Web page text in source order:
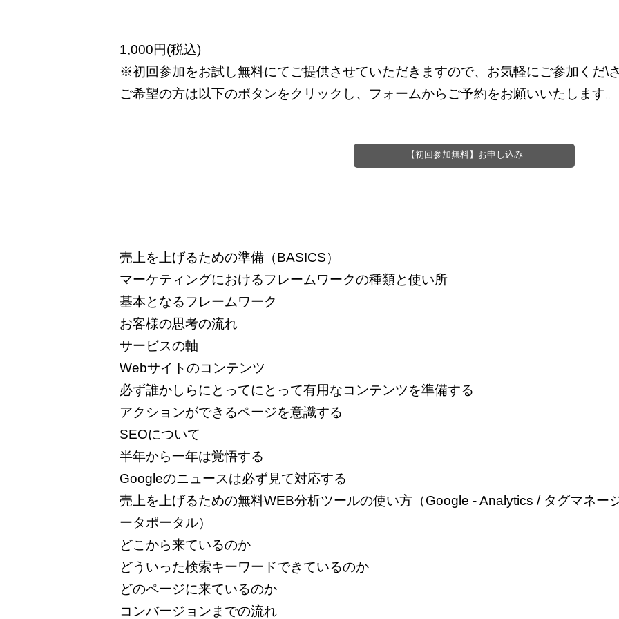
1,000円(税込)
※初回参加をお試し無料にてご提供させていただきますので、お気軽にご参加くだ\さ
ご希望の方は以下のボタンをクリックし、フォームからご予約をお願いいたします。
【初回参加無料】お申し込み
売上を上げるための準備（BASICS）
マーケティングにおけるフレームワークの種類と使い所
基本となるフレームワーク
お客様の思考の流れ
サービスの軸
Webサイトのコンテンツ
必ず誰かしらにとってにとって有用なコンテンツを準備する
アクションができるページを意識する
SEOについて
半年から一年は覚悟する
Googleのニュースは必ず見て対応する
売上を上げるための無料WEB分析ツールの使い方（Google - Analytics / タグマネー
ータポータル）
どこから来ているのか
どういった検索キーワードできているのか
どのページに来ているのか
コンバージョンまでの流れ